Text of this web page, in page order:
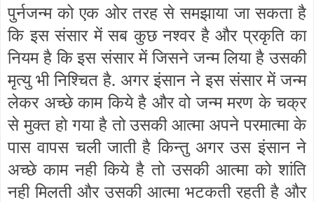
पुर्नजन्म को एक ओर तरह से समझाया जा सकता है
कि इस संसार में सब कुछ नश्वर है और प्रकृति का
नियम है कि इस संसार में जिसने जन्म लिया है उसकी
मृत्यु भी निश्चित है. अगर इंसान ने इस संसार में जन्म
लेकर अच्छे काम किये है और वो जन्म मरण के चक्र
से मुक्त हो गया है तो उसकी आत्मा अपने परमात्मा के
पास वापस चली जाती है किन्तु अगर उस इंसान ने
अच्छे काम नही किये है तो उसकी आत्मा को शांति
नही मिलती और उसकी आत्मा भटकती रहती है और